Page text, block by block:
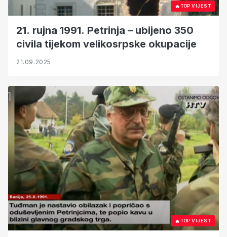
🔥TOP VIJEST
21. rujna 1991. Petrinja – ubijeno 350
civila tijekom velikosrpske okupacije
21.09.2025
🔥TOP VIJEST